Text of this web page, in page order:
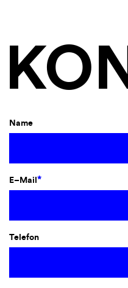
Name
E–Mail*
Telefon